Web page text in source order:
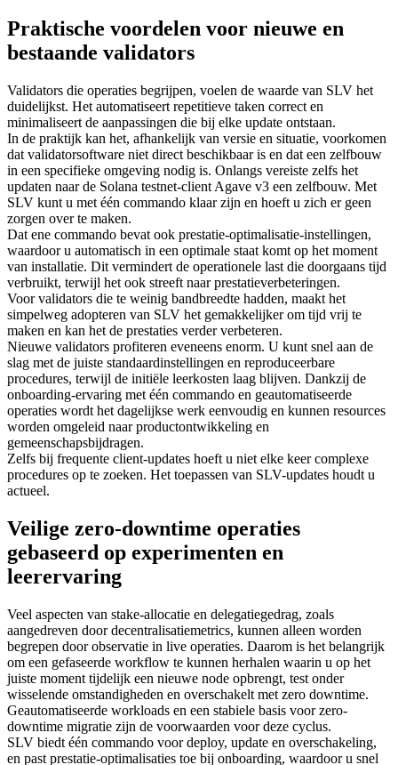
Praktische voordelen voor nieuwe en
bestaande validators
Validators die operaties begrijpen, voelen de waarde van SLV het
duidelijkst. Het automatiseert repetitieve taken correct en
minimaliseert de aanpassingen die bij elke update ontstaan.
In de praktijk kan het, afhankelijk van versie en situatie, voorkomen
dat validatorsoftware niet direct beschikbaar is en dat een zelfbouw
in een specifieke omgeving nodig is. Onlangs vereiste zelfs het
updaten naar de Solana testnet-client Agave v3 een zelfbouw. Met
SLV kunt u met één commando klaar zijn en hoeft u zich er geen
zorgen over te maken.
Dat ene commando bevat ook prestatie-optimalisatie-instellingen,
waardoor u automatisch in een optimale staat komt op het moment
van installatie. Dit vermindert de operationele last die doorgaans tijd
verbruikt, terwijl het ook streeft naar prestatieverbeteringen.
Voor validators die te weinig bandbreedte hadden, maakt het
simpelweg adopteren van SLV het gemakkelijker om tijd vrij te
maken en kan het de prestaties verder verbeteren.
Nieuwe validators profiteren eveneens enorm. U kunt snel aan de
slag met de juiste standaardinstellingen en reproduceerbare
procedures, terwijl de initiële leerkosten laag blijven. Dankzij de
onboarding-ervaring met één commando en geautomatiseerde
operaties wordt het dagelijkse werk eenvoudig en kunnen resources
worden omgeleid naar productontwikkeling en
gemeenschapsbijdragen.
Zelfs bij frequente client-updates hoeft u niet elke keer complexe
procedures op te zoeken. Het toepassen van SLV-updates houdt u
actueel.
Veilige zero-downtime operaties
gebaseerd op experimenten en
leerervaring
Veel aspecten van stake-allocatie en delegatiegedrag, zoals
aangedreven door decentralisatiemetrics, kunnen alleen worden
begrepen door observatie in live operaties. Daarom is het belangrijk
om een gefaseerde workflow te kunnen herhalen waarin u op het
juiste moment tijdelijk een nieuwe node opbrengt, test onder
wisselende omstandigheden en overschakelt met zero downtime.
Geautomatiseerde workloads en een stabiele basis voor zero-
downtime migratie zijn de voorwaarden voor deze cyclus.
SLV biedt één commando voor deploy, update en overschakeling,
en past prestatie-optimalisaties toe bij onboarding, waardoor u snel